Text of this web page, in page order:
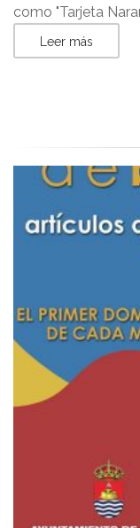
como "Tarjeta
Leer más